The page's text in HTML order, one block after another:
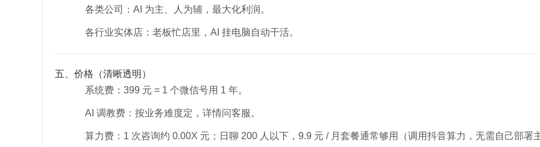
各类公司：AI 为主、人为辅，最大化利润。
各行业实体店：老板忙店里，AI 挂电脑自动干活。
五、价格（清晰透明）
系统费：399 元 = 1 个微信号用 1 年。
AI 调教费：按业务难度定，详情问客服。
算力费：1 次咨询约 0.00X 元；日聊 200 人以下，9.9 元 / 月套餐通常够用（调用抖音算力，无需自己部署